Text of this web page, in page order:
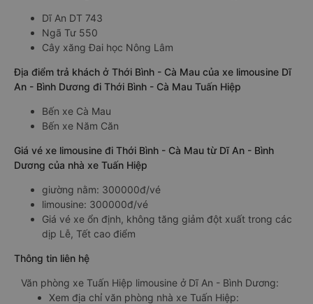
Dĩ An DT 743
Ngã Tư 550
Cây xăng Đai học Nông Lâm
Địa điểm trả khách ở Thới Bình - Cà Mau của xe limousine Dĩ
An - Bình Dương đi Thới Bình - Cà Mau Tuấn Hiệp
Bến xe Cà Mau
Bến xe Năm Căn
Giá vé xe limousine đi Thới Bình - Cà Mau từ Dĩ An - Bình
Dương của nhà xe Tuấn Hiệp
giường nằm: 300000đ/vé
limousine: 300000đ/vé
Giá vé xe ổn định, không tăng giảm đột xuất trong các
dịp Lễ, Tết cao điểm
Thông tin liên hệ
Văn phòng xe Tuấn Hiệp limousine ở Dĩ An - Bình Dương:
Xem địa chỉ văn phòng nhà xe Tuấn Hiệp: